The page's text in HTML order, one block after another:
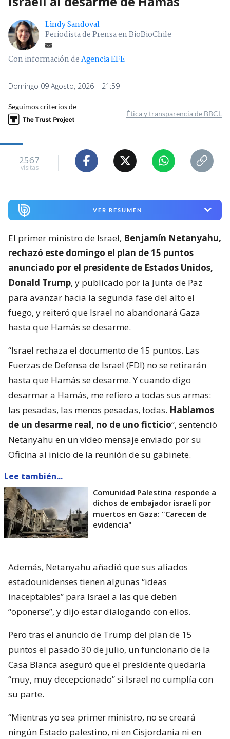
Lindy Sandoval
Periodista de Prensa en BioBioChile
Con información deAgencia EFE
Domingo 09 Agosto, 2026 | 21:59
Seguimos criterios de
Ética y transparencia de BBCL
2567
visitas
VER RESUMEN
El primer ministro de Israel, Benjamín Netanyahu,
rechazó este domingo el plan de 15 puntos
anunciado por el presidente de Estados Unidos,
Donald Trump, y publicado por la Junta de Paz
para avanzar hacia la segunda fase del alto el
fuego, y reiteró que Israel no abandonará Gaza
hasta que Hamás se desarme.
“Israel rechaza el documento de 15 puntos. Las
Fuerzas de Defensa de Israel (FDI) no se retirarán
hasta que Hamás se desarme. Y cuando digo
desarmar a Hamás, me refiero a todas sus armas:
las pesadas, las menos pesadas, todas. Hablamos
de un desarme real, no de uno ficticio“, sentenció
Netanyahu en un vídeo mensaje enviado por su
Oficina al inicio de la reunión de su gabinete.
Lee también...
Comunidad Palestina responde a
dichos de embajador israelí por
muertos en Gaza: "Carecen de
evidencia"
Además, Netanyahu añadió que sus aliados
estadounidenses tienen algunas “ideas
inaceptables” para Israel a las que deben
“oponerse”, y dijo estar dialogando con ellos.
Pero tras el anuncio de Trump del plan de 15
puntos el pasado 30 de julio, un funcionario de la
Casa Blanca aseguró que el presidente quedaría
“muy, muy decepcionado” si Israel no cumplía con
su parte.
“Mientras yo sea primer ministro, no se creará
ningún Estado palestino, ni en Cisjordania ni en